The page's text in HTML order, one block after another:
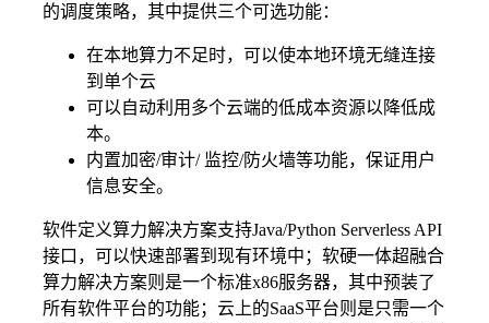
的调度策略，其中提供三个可选功能：
在本地算力不足时，可以使本地环境无缝连接
到单个云
可以自动利用多个云端的低成本资源以降低成
本。
内置加密/审计/ 监控/防火墙等功能，保证用户
信息安全。
软件定义算力解决方案支持Java/Python Serverless API
接口，可以快速部署到现有环境中；软硬一体超融合
算力解决方案则是一个标准x86服务器，其中预装了
所有软件平台的功能；云上的SaaS平台则是只需一个